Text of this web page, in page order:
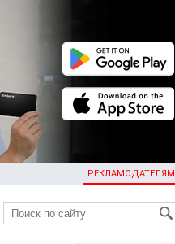
РЕКЛАМОДАТЕЛЯМ
KG